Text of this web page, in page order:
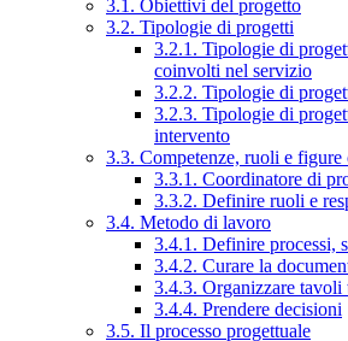
3.1. Obiettivi del progetto
3.2. Tipologie di progetti
3.2.1. Tipologie di
coinvolti nel servizio
3.2.2. Tipologie di
3.2.3. Tipologie di
intervento
3.3. Competenze, ruoli e
3.3.1. Coordinatore di
3.3.2. Definire ruoli e
3.4. Metodo di lavoro
3.4.1. Definire processi,
3.4.2. Curare la
3.4.3. Organizzare
3.4.4. Prendere decisioni
3.5. Il processo progettuale